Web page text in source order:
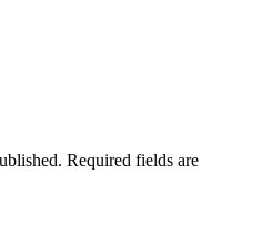
Required fields are